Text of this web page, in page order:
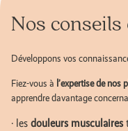
Nos
Développons vos
Fiez-vous à l’expertise de nos
apprendre davantage
· les douleurs musculaires